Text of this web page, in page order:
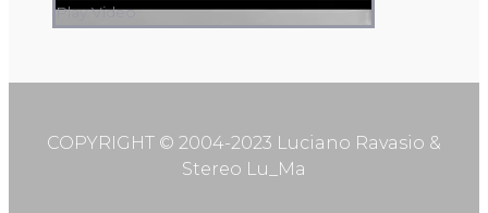
Play Video
COPYRIGHT © 2004-2023 Luciano Ravasio &
Stereo Lu_Ma